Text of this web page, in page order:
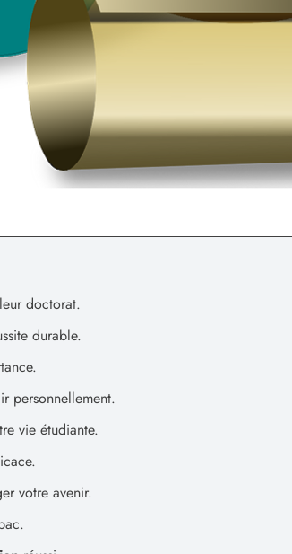
doctorat.
durable.
personnellement.
vie étudiante.
votre avenir.